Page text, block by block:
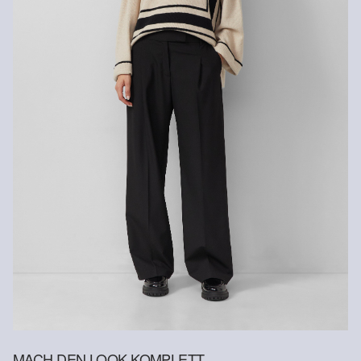
Versandkosten für die Rücklieferung werden vom
Rückerstattungsbetrag abgezogen.
Gastkunden können ihre Artikel innerhalb von 14 Tagen nach
Erhalt der Ware an uns zurückschicken. Fashion Card und VIP
Kunden haben nach Erhalt der Ware 30 Tage Zeit, um ihre Artikel
Weitere Informationen sind unserer „ Hilfe & FAQ
Deine Retoure kannst du online anmelden.